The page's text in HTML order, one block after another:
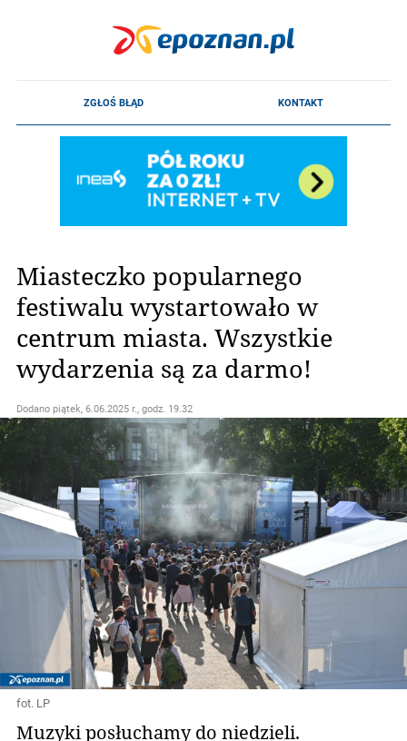
Miasteczko popularnego
festiwalu wystartowało w
centrum miasta. Wszystkie
wydarzenia są za darmo!
Dodano piątek, 6.06.2025 r., godz. 19.32
fot. LP
Muzyki posłuchamy do niedzieli.